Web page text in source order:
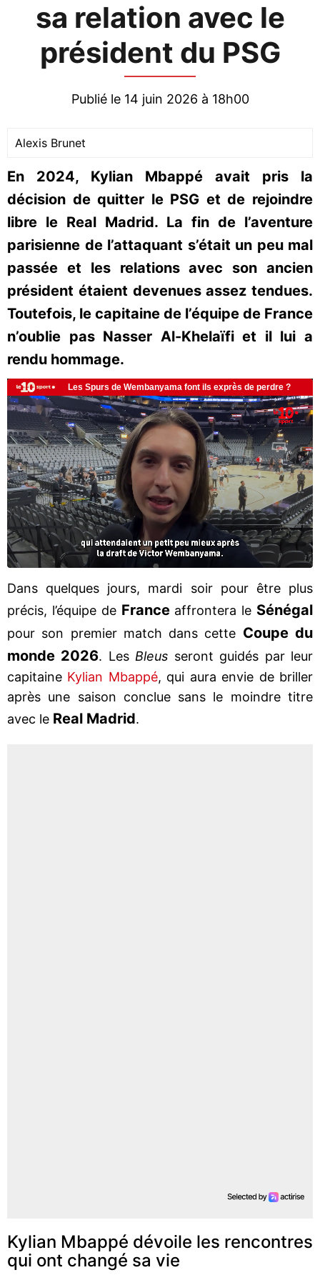
sa relation avec le
président du PSG
Publié le 14 juin 2026 à 18h00
Alexis Brunet
En 2024, Kylian Mbappé avait pris la
décision de quitter le PSG et de rejoindre
libre le Real Madrid. La fin de l’aventure
parisienne de l’attaquant s’était un peu mal
passée et les relations avec son ancien
président étaient devenues assez tendues.
Toutefois, le capitaine de l’équipe de France
n’oublie pas Nasser Al-Khelaïfi et il lui a
rendu hommage.
Dans quelques jours, mardi soir pour être plus
précis, l’équipe de Franceaffrontera le Sénégal
pour son premier match dans cette Coupe du
monde 2026. Les Bleus seront guidés par leur
capitaine Kylian Mbappé, qui aura envie de briller
après une saison conclue sans le moindre titre
avec le Real Madrid.
Kylian Mbappé dévoile les rencontres
qui ont changé sa vie